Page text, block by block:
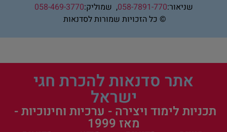
שניאור:058-7891-770
, שמוליק:058-469-3770
© כל הזכויות שמורות לסדנאות
אתר סדנאות להכרת חגי
ישראל
תכניות לימוד ויצירה - ערכיות וחינוכיות -
מאז 1999